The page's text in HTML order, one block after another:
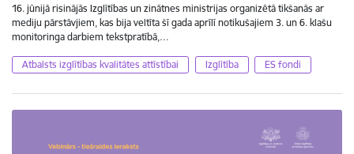
16. jūnijā risinājās Izglītības un zinātnes ministrijas organizētā tikšanās ar
mediju pārstāvjiem, kas bija veltīta šī gada aprīlī notikušajiem 3. un 6. klašu
monitoringa darbiem tekstpratībā,…
Atbalsts izglītības kvalitātes attīstībai Izglītība ES fondi